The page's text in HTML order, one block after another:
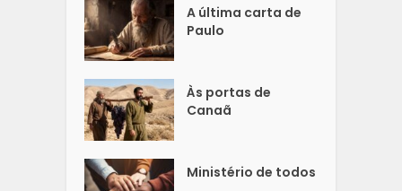
A última carta de
Paulo
Às portas de
Canaã
Ministério de todos